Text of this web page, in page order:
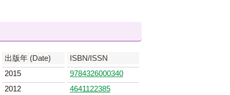
出版年 (Date)
ISBN/ISSN
2015
9784326000340
2012 4641122385